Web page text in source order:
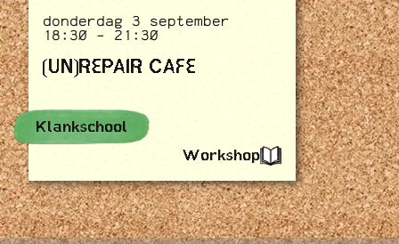
donderdag 3 september
18:30 - 21:30
(UN)REPAIR CAFE
Klankschool
Workshop